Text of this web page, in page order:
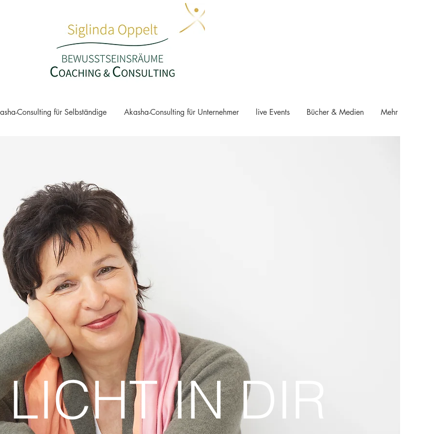
Consulting für Selbständige Akasha-Consulting für Unternehmer live Events Bücher & Medien Mehr
IN DIR